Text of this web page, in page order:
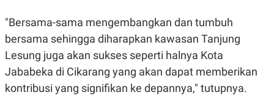
L
N
G
A
N
A
K
N
R
J
A
E
"Bersama-sama mengembangkan dan tumbuh
bersama sehingga diharapkan kawasan Tanjung
Lesung juga akan sukses seperti halnya Kota
Jababeka di Cikarang yang akan dapat memberikan
kontribusi yang signifikan ke depannya," tutupnya.